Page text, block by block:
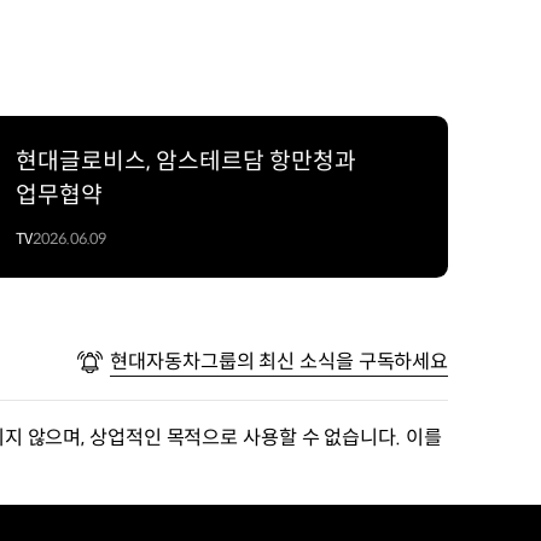
현대글로비스, 암스테르담 항만청과
업무협약
TV2026.06.09
현대자동차그룹의 최신 소식을 구독하세요
않으며, 상업적인 목적으로 사용할 수 없습니다. 이를